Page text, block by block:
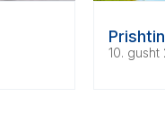
10. gusht